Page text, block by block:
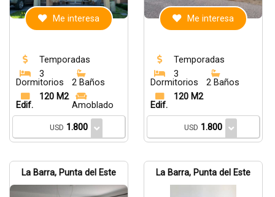
Me interesa
Temporadas
3
Dormitorios
2 Baños
120 M2
Edif.
Amoblado
USD 1.800
Me interesa
Temporadas
3
Dormitorios
2 Baños
120 M2
Edif.
USD 1.800
La Barra, Punta del Este La Barra, Punta del Este